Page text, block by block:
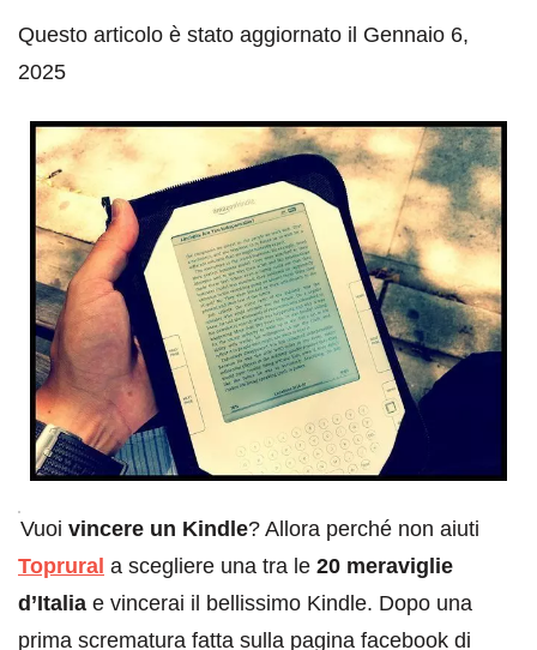
Questo articolo è stato aggiornato il Gennaio 6,
2025
Vuoi vincere un Kindle? Allora perché non aiuti
Toprural a scegliere una tra le 20 meraviglie
d’Italia e vincerai il bellissimo Kindle. Dopo una
prima scrematura fatta sulla pagina facebook di